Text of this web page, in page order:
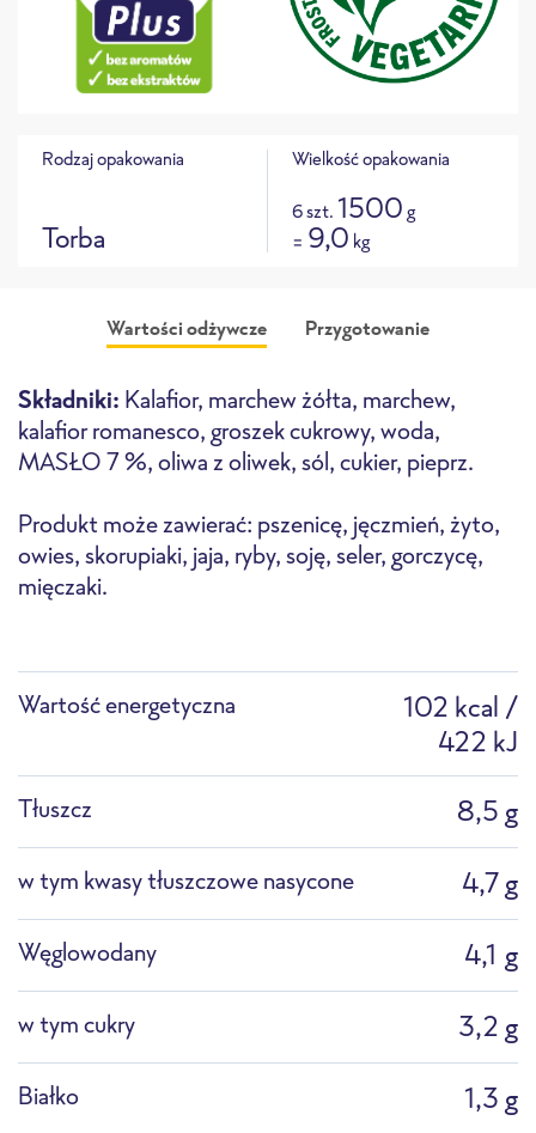
Rodzaj opakowania
Torba
Wielkość opakowania
6 szt. 1500g
= 9,0 kg
Wartości odżywcze Przygotowanie
Składniki: Kalafior, marchew żółta, marchew,
kalafior romanesco, groszek cukrowy, woda,
MASŁO 7 %, oliwa z oliwek, sól, cukier, pieprz.
Produkt może zawierać: pszenicę, jęczmień, żyto,
owies, skorupiaki, jaja, ryby, soję, seler, gorczycę,
mięczaki.
Wartość energetyczna
102 kcal /
422 kJ
Tłuszcz 8,5 g
w tym kwasy tłuszczowe nasycone 4,7 g
Węglowodany 4,1 g
w tym cukry 3,2 g
Białko 1,3 g
Piekarnik
Piekarnik konwekcyjno-
mikrofalowy
Frytownica
Patelnia Garnek Rozmrażanie